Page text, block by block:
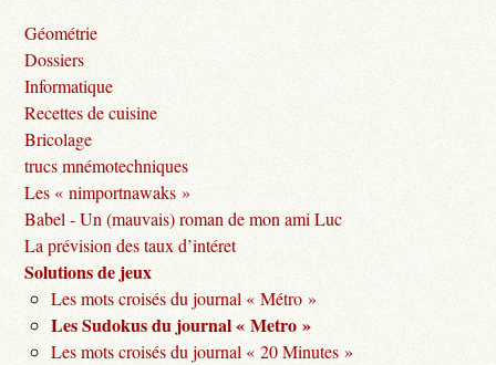
Géométrie
Dossiers
Informatique
Recettes de cuisine
Bricolage
trucs mnémotechniques
Les « nimportnawaks »
Babel - Un (mauvais) roman de mon ami Luc
La prévision des taux d’intéret
Solutions de jeux
Les mots croisés du journal « Métro »
Les Sudokus du journal « Metro »
Les mots croisés du journal « 20 Minutes »